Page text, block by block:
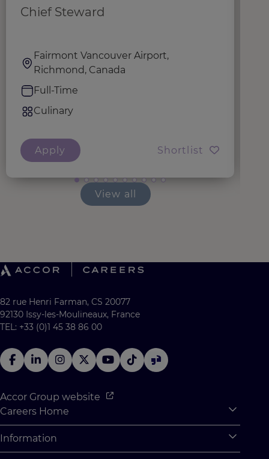
Chief Steward
Fairmont Vancouver Airport,
Richmond, Canada
Full-Time
Culinary
Apply Shortlist
View all
82 rue Henri Farman, CS 20077
92130 Issy-les-Moulineaux, France
TEL: +33 (0)1 45 38 86 00
Accor Group website
Careers Home
Why Join Accor
Information